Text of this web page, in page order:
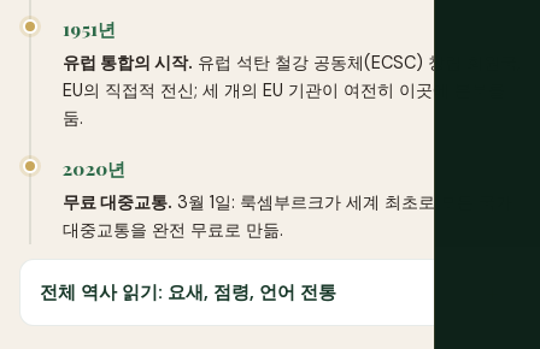
1951년
유럽 통합의 시작. 유럽 석탄 철강 공동체(ECSC) 창립 회원국,
EU의 직접적 전신; 세 개의 EU 기관이 여전히 이곳에 본부를
둠.
2020년
무료 대중교통. 3월 1일: 룩셈부르크가 세계 최초로 모든 국가
대중교통을 완전 무료로 만듦.
전체 역사 읽기: 요새, 점령, 언어 전통